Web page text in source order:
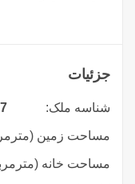
جزئیات
شناسه ملک:
مساحت زمین
مساحت خانه